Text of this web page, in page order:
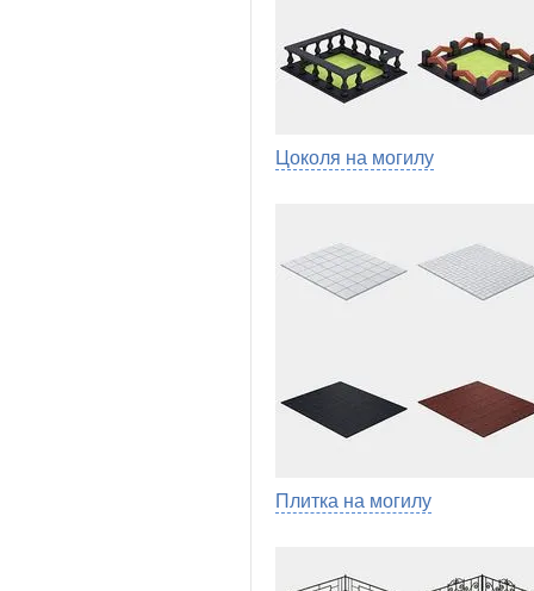
Цоколя на могилу
Плитка на могилу